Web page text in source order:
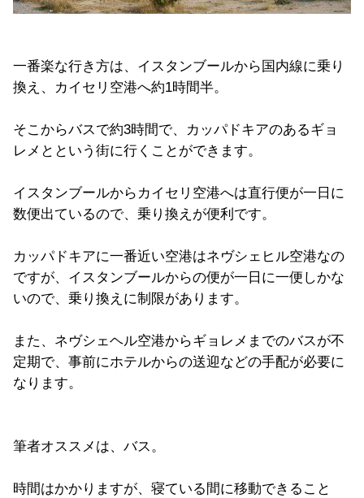
一番楽な行き方は、イスタンブールから国内線に乗り
換え、カイセリ空港へ約1時間半。
そこからバスで約3時間で、カッパドキアのあるギョ
レメとという街に行くことができます。
イスタンブールからカイセリ空港へは直行便が一日に
数便出ているので、乗り換えが便利です。
カッパドキアに一番近い空港はネヴシェヒル空港なの
ですが、イスタンブールからの便が一日に一便しかな
いので、乗り換えに制限があります。
また、ネヴシェヘル空港からギョレメまでのバスが不
定期で、事前にホテルからの送迎などの手配が必要に
なります。
筆者オススメは、バス。
時間はかかりますが、寝ている間に移動できること